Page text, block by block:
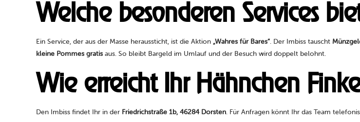
Welche besonderen Services
Ein Service, der aus der Masse heraussticht, ist die Aktion „Wahres für Bares“. Der Imbiss tauscht
kleine Pommes gratis aus. So bleibt Bargeld im Umlauf und der Besuch wird doppelt belohnt.
Wie erreicht Ihr Hähnchen
Den Imbiss findet Ihr in der Friedrichstraße 1b, 46284 Dorsten. Für Anfragen könnt Ihr das Team